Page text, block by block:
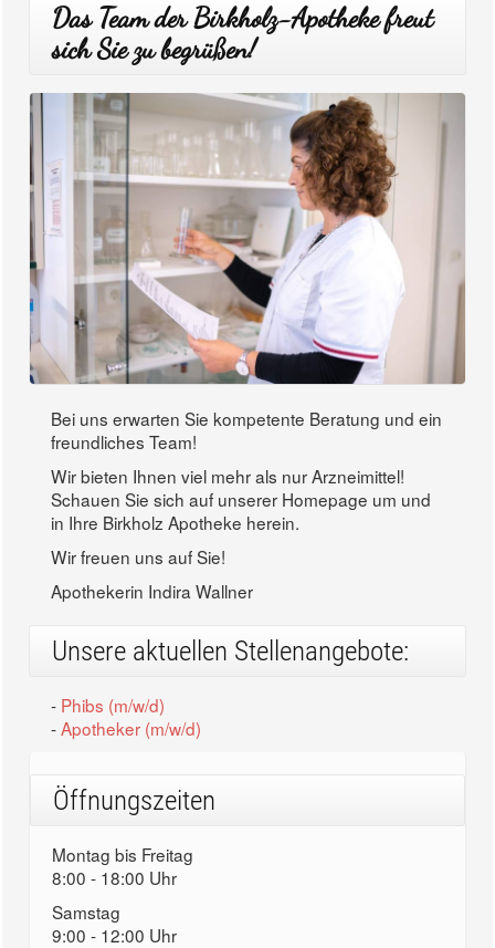
Das Team der Birkholz-Apotheke freut
sich Sie zu begrüßen!
Bei uns erwarten Sie kompetente Beratung und ein
freundliches Team!
Wir bieten Ihnen viel mehr als nur Arzneimittel!
Schauen Sie sich auf unserer Homepage um und
in Ihre Birkholz Apotheke herein.
Wir freuen uns auf Sie!
Apothekerin Indira Wallner
Unsere aktuellen Stellenangebote:
- Phibs (m/w/d)
-Apotheker (m/w/d)
Öffnungszeiten
Montag bis Freitag
8:00 - 18:00 Uhr
Samstag
9:00 - 12:00 Uhr